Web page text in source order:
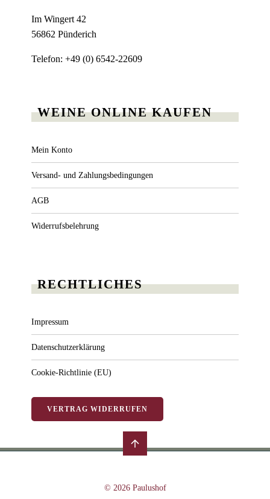
Im Wingert 42
56862 Pünderich
Telefon: +49 (0) 6542-22609
WEINE ONLINE KAUFEN
Mein Konto
Versand- und Zahlungsbedingungen
AGB
Widerrufsbelehrung
RECHTLICHES
Impressum
Datenschutzerklärung
Cookie-Richtlinie (EU)
VERTRAG WIDERRUFEN
© 2026 Paulushof